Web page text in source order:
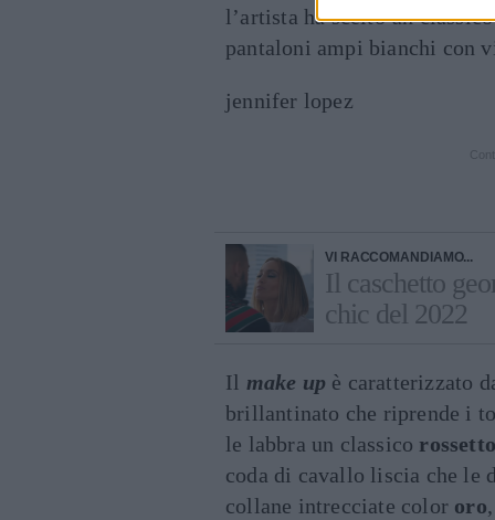
l’artista ha scelto un
pantaloni ampi bianchi con
jennifer lopez
VI RACCOMANDIAMO...
Il caschetto
chic del 2022
Il make up è caratterizzato
brillantinato che riprende i
le labbra un classico
coda di cavallo liscia che le
collane intrecciate color oro